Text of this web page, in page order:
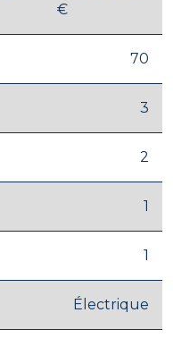
€
70
3
2
1
1
Électrique